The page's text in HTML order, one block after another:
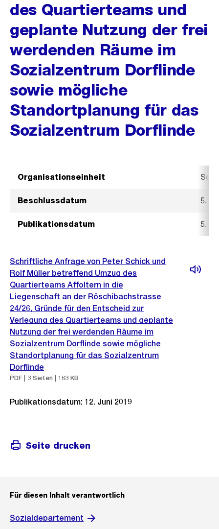
des Quartierteams und
geplante Nutzung der frei
werdenden Räume im
Sozialzentrum Dorflinde
sowie mögliche
Standortplanung für das
Sozialzentrum Dorflinde
Organisationseinheit
Beschlussdatum 5.
Publikationsdatum 5.
Schriftliche Anfrage von Peter Schick und
Rolf Müller betreffend Umzug des
Quartierteams Affoltern in die
Liegenschaft an der Röschibachstrasse
24/26, Gründe für den Entscheid zur
Verlegung des Quartierteams und geplante
Nutzung der frei werdenden Räume im
Sozialzentrum Dorflinde sowie mögliche
Standortplanung für das Sozialzentrum
Dorflinde
PDF | 3 Seiten | 163 KB
Publikationsdatum: 12. Juni 2019
Seite drucken
Für diesen Inhalt verantwortlich
Sozialdepartement